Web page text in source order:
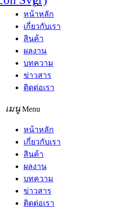
หน้าหลัก
เกี่ยวกับเรา
สินค้า
ผลงาน
บทความ
ข่าวสาร
ติดต่อเรา
Menu
หน้าหลัก
เกี่ยวกับเรา
สินค้า
ผลงาน
บทความ
ข่าวสาร
ติดต่อเรา